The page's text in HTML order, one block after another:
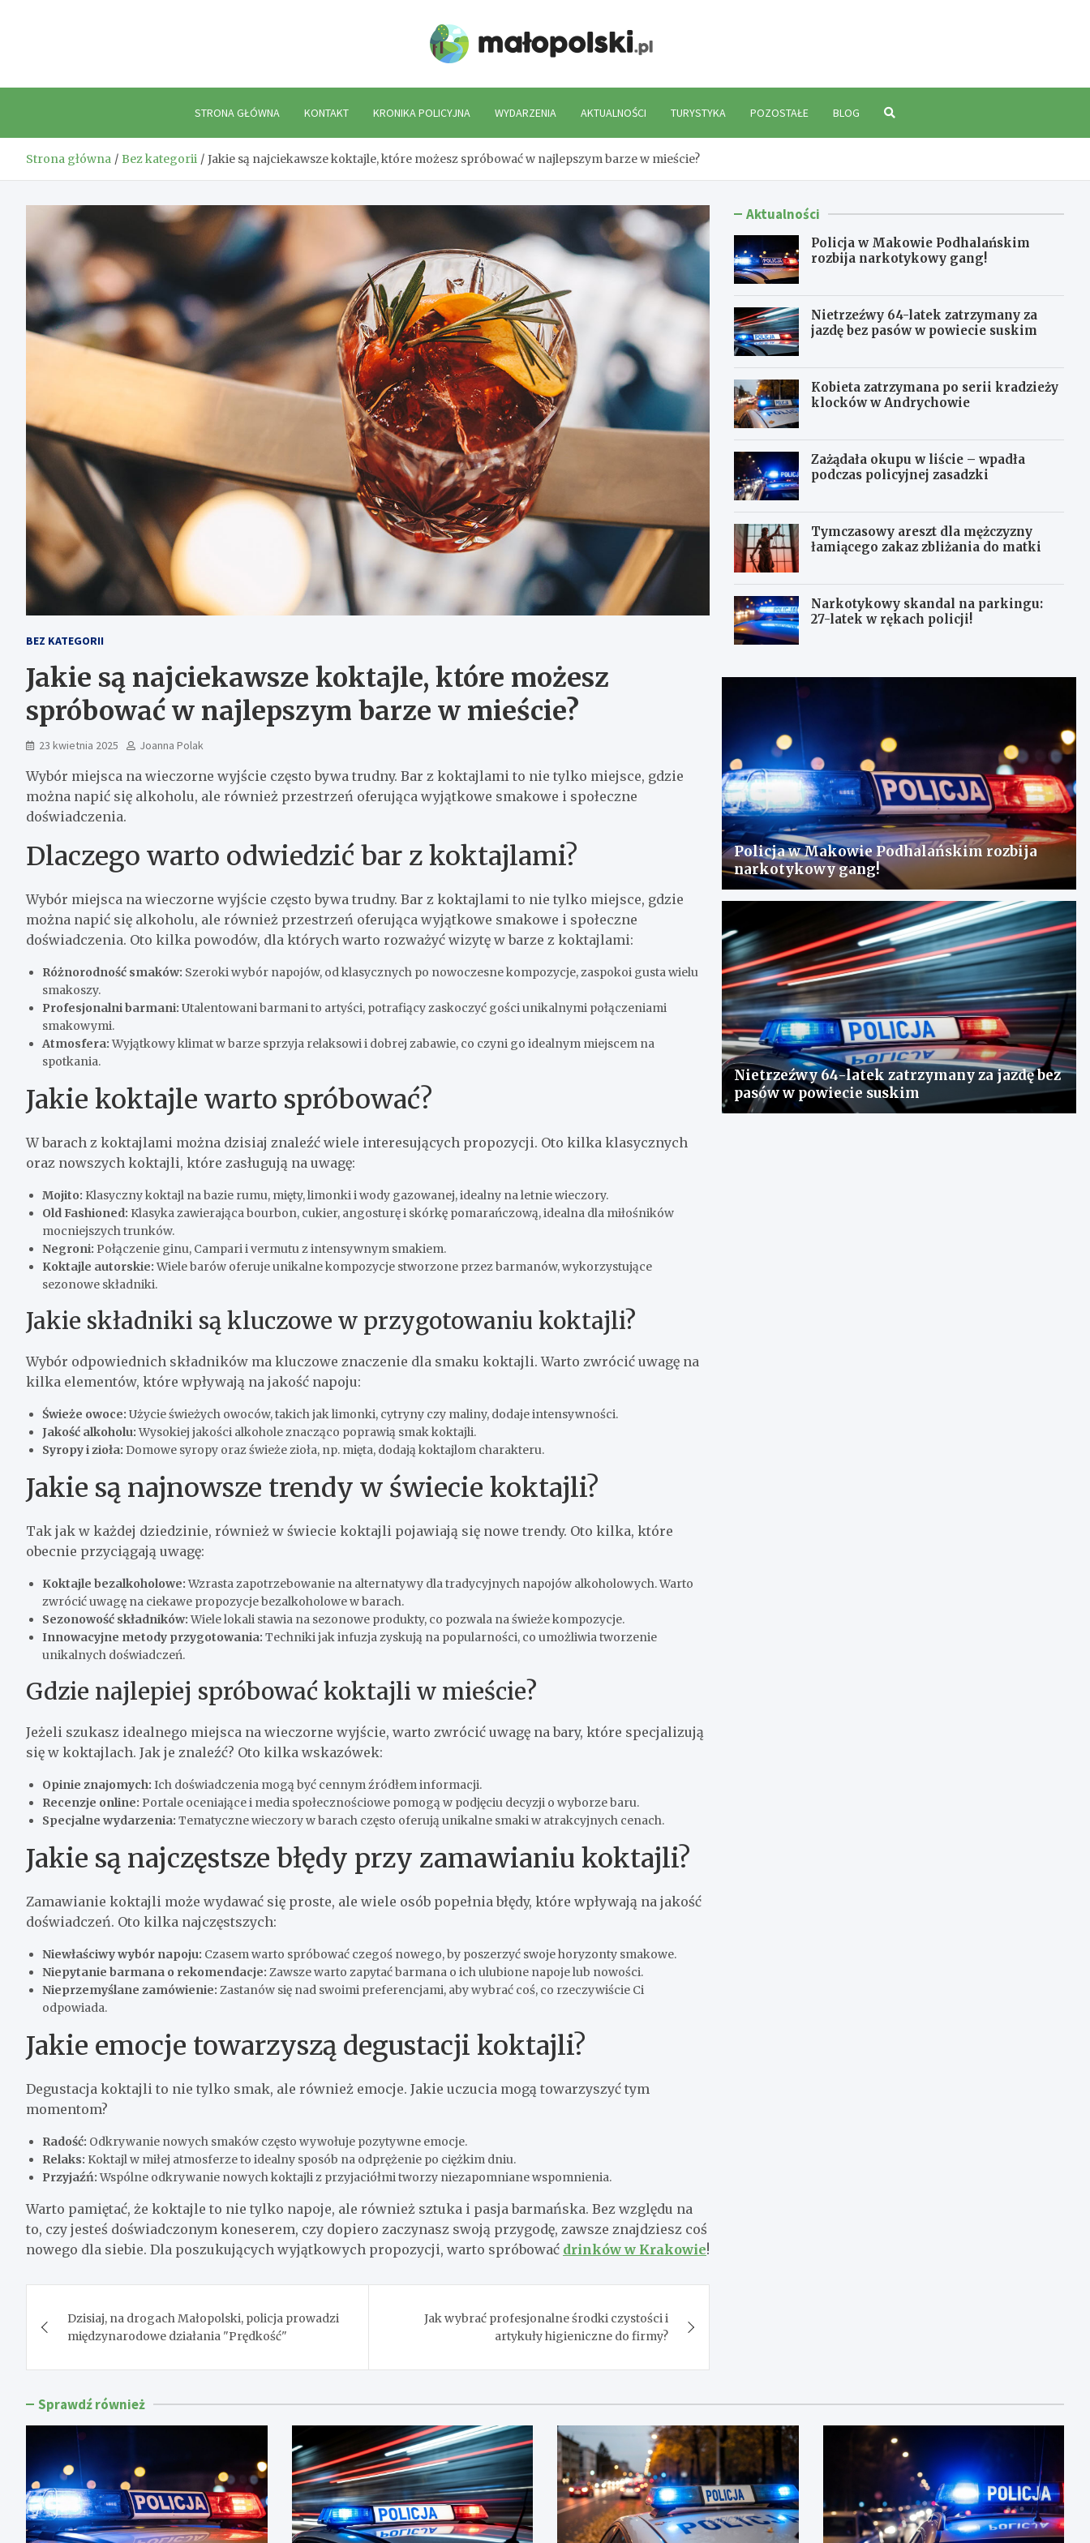
STRONA GŁÓWNA KONTAKT KRONIKA POLICYJNA WYDARZENIA AKTUALNOŚCI TURYSTYKA POZOSTAŁE BLOG
Strona główna Bez kategorii Jakie są najciekawsze koktajle, które możesz spróbować w najlepszym barze w mieście?
BEZ KATEGORII
Jakie są najciekawsze koktajle, które możesz
spróbować w najlepszym barze w mieście?
23 kwietnia 2025 Joanna Polak
Wybór miejsca na wieczorne wyjście często bywa trudny. Bar z koktajlami to nie tylko miejsce, gdzie
można napić się alkoholu, ale również przestrzeń oferująca wyjątkowe smakowe i społeczne
doświadczenia.
Dlaczego warto odwiedzić bar z koktajlami?
Wybór miejsca na wieczorne wyjście często bywa trudny. Bar z koktajlami to nie tylko miejsce, gdzie
można napić się alkoholu, ale również przestrzeń oferująca wyjątkowe smakowe i społeczne
doświadczenia. Oto kilka powodów, dla których warto rozważyć wizytę w barze z koktajlami:
Różnorodność smaków: Szeroki wybór napojów, od klasycznych po nowoczesne kompozycje, zaspokoi gusta wielu
smakoszy.
Profesjonalni barmani: Utalentowani barmani to artyści, potrafiący zaskoczyć gości unikalnymi połączeniami
smakowymi.
Atmosfera:Wyjątkowy klimat w barze sprzyja relaksowi i dobrej zabawie, co czyni go idealnym miejscem na
spotkania.
Jakie koktajle warto spróbować?
W barach z koktajlami można dzisiaj znaleźć wiele interesujących propozycji. Oto kilka klasycznych
oraz nowszych koktajli, które zasługują na uwagę:
Mojito: Klasyczny koktajl na bazie rumu, mięty, limonki i wody gazowanej, idealny na letnie wieczory.
Old Fashioned: Klasyka zawierająca bourbon, cukier, angosturę i skórkę pomarańczową, idealna dla miłośników
mocniejszych trunków.
Negroni: Połączenie ginu, Campari i vermutu z intensywnym smakiem.
Koktajle autorskie:Wiele barów oferuje unikalne kompozycje stworzone przez barmanów, wykorzystujące
sezonowe składniki.
Jakie składniki są kluczowe w przygotowaniu koktajli?
Wybór odpowiednich składników ma kluczowe znaczenie dla smaku koktajli. Warto zwrócić uwagę na
kilka elementów, które wpływają na jakość napoju:
Świeże owoce: Użycie świeżych owoców, takich jak limonki, cytryny czy maliny, dodaje intensywności.
Jakość alkoholu:Wysokiej jakości alkohole znacząco poprawią smak koktajli.
Syropy i zioła: Domowe syropy oraz świeże zioła, np. mięta, dodają koktajlom charakteru.
Jakie są najnowsze trendy w świecie koktajli?
Tak jak w każdej dziedzinie, również w świecie koktajli pojawiają się nowe trendy. Oto kilka, które
obecnie przyciągają uwagę:
Koktajle bezalkoholowe:Wzrasta zapotrzebowanie na alternatywy dla tradycyjnych napojów alkoholowych. Warto
zwrócić uwagę na ciekawe propozycje bezalkoholowe w barach.
Sezonowość składników:Wiele lokali stawia na sezonowe produkty, co pozwala na świeże kompozycje.
Innowacyjne metody przygotowania: Techniki jak infuzja zyskują na popularności, co umożliwia tworzenie
unikalnych doświadczeń.
Gdzie najlepiej spróbować koktajli w mieście?
Jeżeli szukasz idealnego miejsca na wieczorne wyjście, warto zwrócić uwagę na bary, które specjalizują
się w koktajlach. Jak je znaleźć? Oto kilka wskazówek:
Opinie znajomych: Ich doświadczenia mogą być cennym źródłem informacji.
Recenzje online: Portale oceniające i media społecznościowe pomogą w podjęciu decyzji o wyborze baru.
Specjalne wydarzenia: Tematyczne wieczory w barach często oferują unikalne smaki w atrakcyjnych cenach.
Jakie są najczęstsze błędy przy zamawianiu koktajli?
Zamawianie koktajli może wydawać się proste, ale wiele osób popełnia błędy, które wpływają na jakość
doświadczeń. Oto kilka najczęstszych:
Niewłaściwy wybór napoju: Czasem warto spróbować czegoś nowego, by poszerzyć swoje horyzonty smakowe.
Niepytanie barmana o rekomendacje: Zawsze warto zapytać barmana o ich ulubione napoje lub nowości.
Nieprzemyślane zamówienie: Zastanów się nad swoimi preferencjami, aby wybrać coś, co rzeczywiście Ci
odpowiada.
Jakie emocje towarzyszą degustacji koktajli?
Degustacja koktajli to nie tylko smak, ale również emocje. Jakie uczucia mogą towarzyszyć tym
momentom?
Radość: Odkrywanie nowych smaków często wywołuje pozytywne emocje.
Relaks: Koktajl w miłej atmosferze to idealny sposób na odprężenie po ciężkim dniu.
Przyjaźń:Wspólne odkrywanie nowych koktajli z przyjaciółmi tworzy niezapomniane wspomnienia.
Warto pamiętać, że koktajle to nie tylko napoje, ale również sztuka i pasja barmańska. Bez względu na
to, czy jesteś doświadczonym koneserem, czy dopiero zaczynasz swoją przygodę, zawsze znajdziesz coś
nowego dla siebie. Dla poszukujących wyjątkowych propozycji, warto spróbować drinków w Krakowie!
wpisu
Dzisiaj, na drogach Małopolski, policja prowadzi
międzynarodowe działania "Prędkość"
Jak wybrać profesjonalne środki czystości i
artykuły higieniczne do firmy?
Aktualności
Policja w Makowie Podhalańskim
rozbija narkotykowy gang!
Nietrzeźwy 64-latek zatrzymany za
jazdę bez pasów w powiecie suskim
Kobieta zatrzymana po serii kradzieży
klocków w Andrychowie
Zażądała okupu w liście – wpadła
podczas policyjnej zasadzki
Tymczasowy areszt dla mężczyzny
łamiącego zakaz zbliżania do matki
Narkotykowy skandal na parkingu:
27-latek w rękach policji!
Policja w Makowie Podhalańskim rozbija
narkotykowy gang!
Nietrzeźwy 64-latek zatrzymany za jazdę bez
pasów w powiecie suskim
Sprawdź również